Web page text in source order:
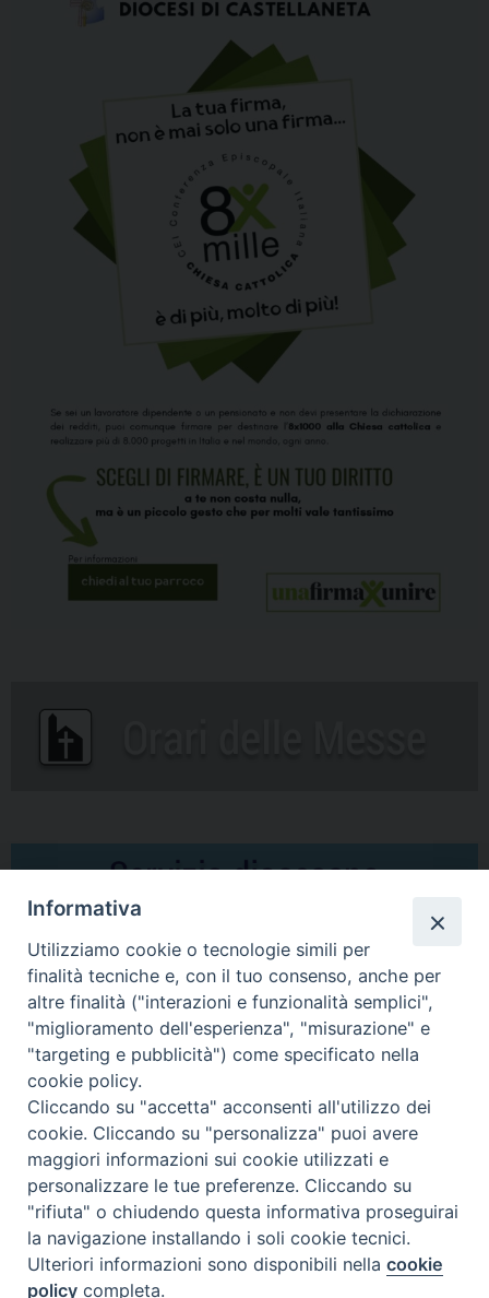
Comunicati Stampa
Il cordoglio dei Vescovi di Puglia per la morte di S.E.R. Mons. Agostino
Superbo
Nasce la Consulta Diocesana delle Aggregazioni Laicali di Castellaneta
Archivio comunicati stampa
2026 © Diocesi di Castellaneta
Informativa
Utilizziamo cookie o tecnologie simili per
finalità tecniche e, con il tuo consenso, anche per
altre finalità ("interazioni e funzionalità semplici",
"miglioramento dell'esperienza", "misurazione" e
"targeting e pubblicità") come specificato nella
cookie policy.
Cliccando su "accetta" acconsenti all'utilizzo dei
cookie. Cliccando su "personalizza" puoi avere
maggiori informazioni sui cookie utilizzati e
personalizzare le tue preferenze. Cliccando su
"rifiuta" o chiudendo questa informativa proseguirai
la navigazione installando i soli cookie tecnici.
Ulteriori informazioni sono disponibili nellacookie
policy completa.